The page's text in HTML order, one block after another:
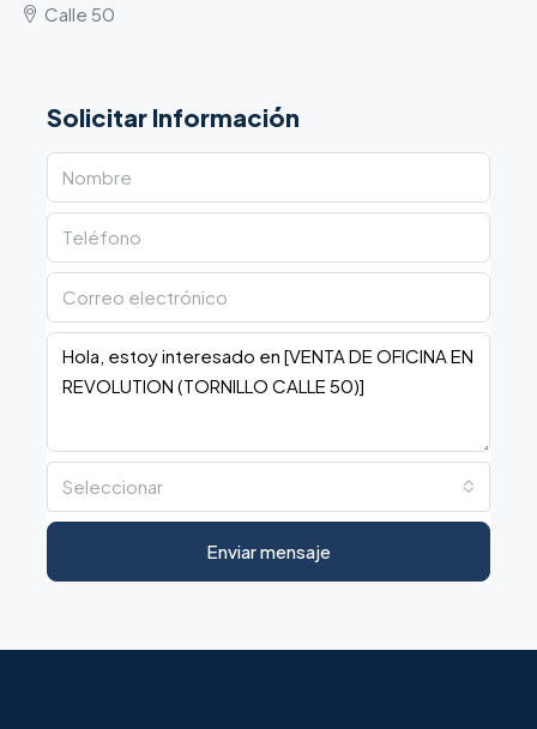
Calle 50
Solicitar Información
Seleccionar
Enviar mensaje